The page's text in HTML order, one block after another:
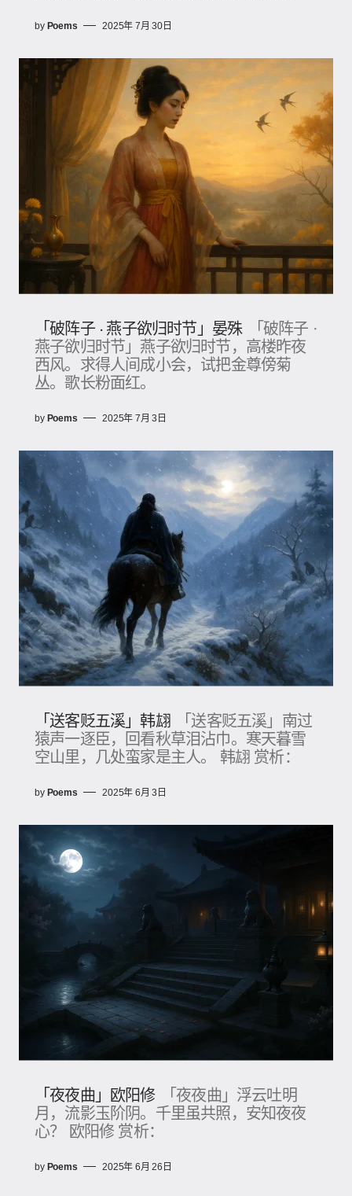
by Poems 2025年 7月 30日
「破阵子 · 燕子欲归时节」晏殊
「破阵子 ·
燕子欲归时节」燕子欲归时节，高楼昨夜
西风。求得人间成小会，试把金尊傍菊
丛。歌长粉面红。
by Poems 2025年 7月 3日
「送客贬五溪」韩翃
「送客贬五溪」南过
猿声一逐臣，回看秋草泪沾巾。寒天暮雪
空山里，几处蛮家是主人。 韩翃 赏析：
by Poems 2025年 6月 3日
「夜夜曲」欧阳修
「夜夜曲」浮云吐明
月，流影玉阶阴。千里虽共照，安知夜夜
心？ 欧阳修 赏析：
by Poems 2025年 6月 26日